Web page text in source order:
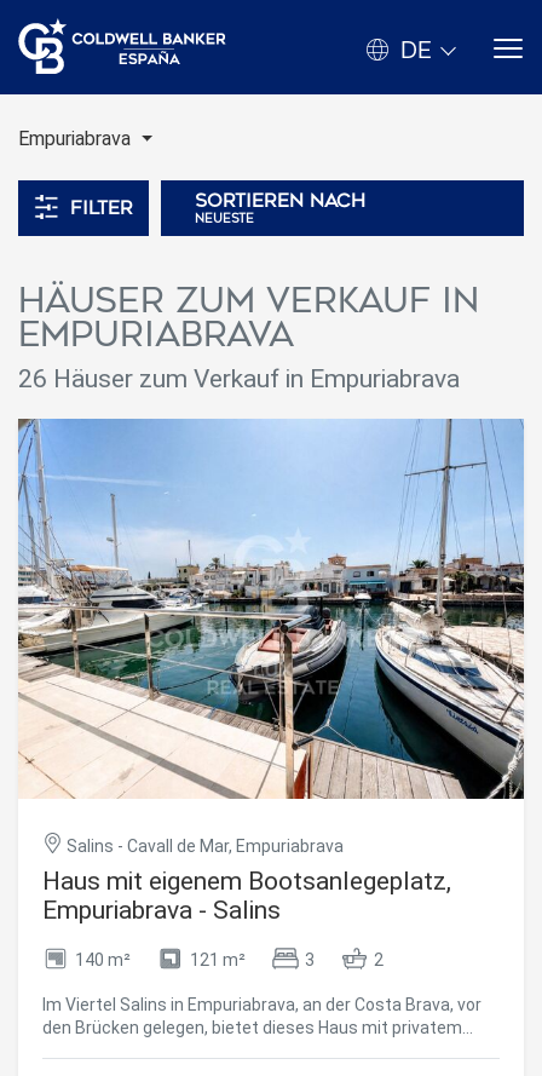
DE
Empuriabrava
Filter Sortieren nach
neueste
Häuser zum Verkauf in
Empuriabrava
26 Häuser zum Verkauf in Empuriabrava
Salins - Cavall de Mar, Empuriabrava
Haus mit eigenem Bootsanlegeplatz,
Empuriabrava - Salins
140 m² 121 m² 3 2
Im Viertel Salins in Empuriabrava, an der Costa Brava, vor
den Brücken gelegen, bietet dieses Haus mit privatem